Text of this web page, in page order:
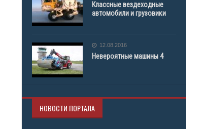
Классные вездеходные
автомобили и грузовики
12.08.2016
Невероятные машины 4
НОВОСТИ ПОРТАЛА